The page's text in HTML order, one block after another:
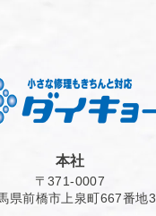
本社
〒371-0007
県前橋市上泉町667番地3